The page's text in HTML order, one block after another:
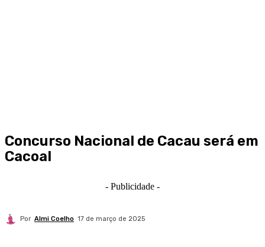
Concurso Nacional de Cacau será em
Cacoal
- Publicidade -
Por Almi Coelho 17 de março de 2025